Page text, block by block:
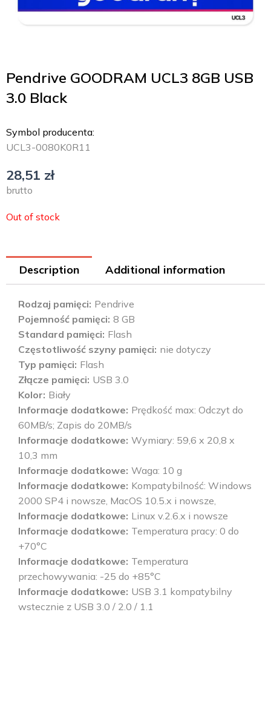
Pendrive GOODRAM UCL3 8GB USB
3.0 Black
Symbol producenta:
UCL3-0080K0R11
28,51 zł
brutto
Out of stock
Description Additional information
Rodzaj pamięci Pendrive
Pojemność pamięci 8 GB
Standard pamięci Flash
Częstotliwość szyny pamięci nie dotyczy
Typ pamięci Flash
Złącze pamięci USB 3.0
Kolor Biały
Informacje dodatkowe Prędkość max: Odczyt do
60MB/s; Zapis do 20MB/s
Informacje dodatkowe Wymiary: 59,6 x 20,8 x
10,3 mm
Informacje dodatkowe Waga: 10 g
Informacje dodatkowe Kompatybilność: Windows
2000 SP4 i nowsze, MacOS 10.5.x i nowsze,
Informacje dodatkowe Linux v.2.6.x i nowsze
Informacje dodatkowe Temperatura pracy: 0 do
+70°C
Informacje dodatkowe Temperatura
przechowywania: -25 do +85°C
Informacje dodatkowe USB 3.1 kompatybilny
wstecznie z USB 3.0 / 2.0 / 1.1